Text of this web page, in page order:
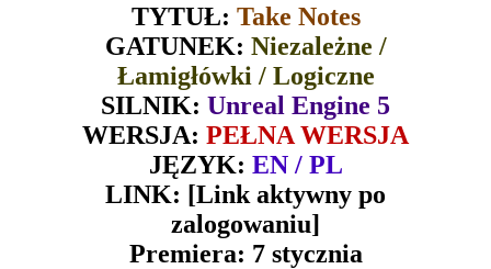
TYTUŁ: Take Notes
GATUNEK: Niezależne /
Łamigłówki / Logiczne
SILNIK: Unreal Engine 5
WERSJA: PEŁNA WERSJA
JĘZYK: EN / PL
LINK: [Link aktywny po
zalogowaniu]
Premiera: 7 stycznia